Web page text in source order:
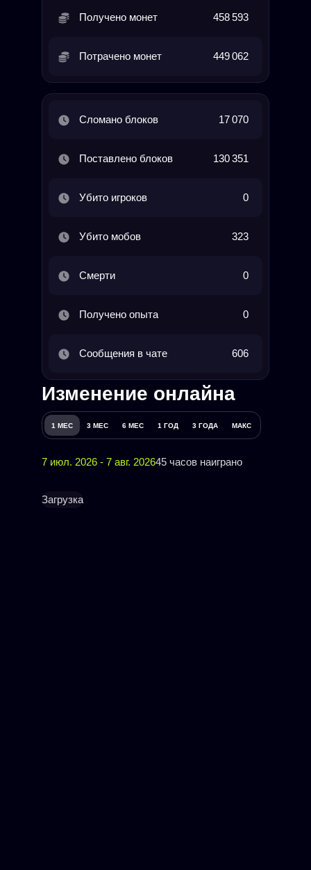
Получено монет 458 593
Потрачено монет 449 062
Сломано блоков 17 070
Поставлено блоков 130 351
Убито игроков 0
Убито мобов 323
Смерти 0
Получено опыта 0
Сообщения в чате 606
Изменение онлайна
1 МЕС 3 МЕС 6 МЕС 1 ГОД 3 ГОДА МАКС
7 июл. 2026 - 7 авг. 202645 часов наиграно
Загрузка